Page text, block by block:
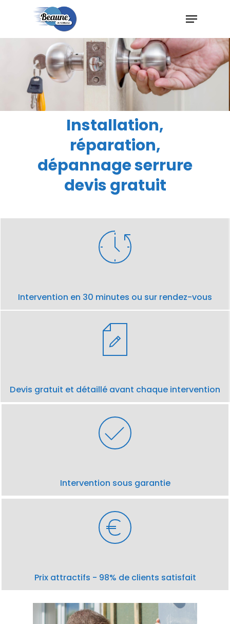
Hit enter to search or ESC to close
Installation,
réparation,
dépannage serrure
devis gratuit
Intervention en 30 minutes ou sur rendez-vous
Devis gratuit et détaillé avant chaque intervention
Intervention sous garantie
Prix attractifs - 98% de clients satisfait